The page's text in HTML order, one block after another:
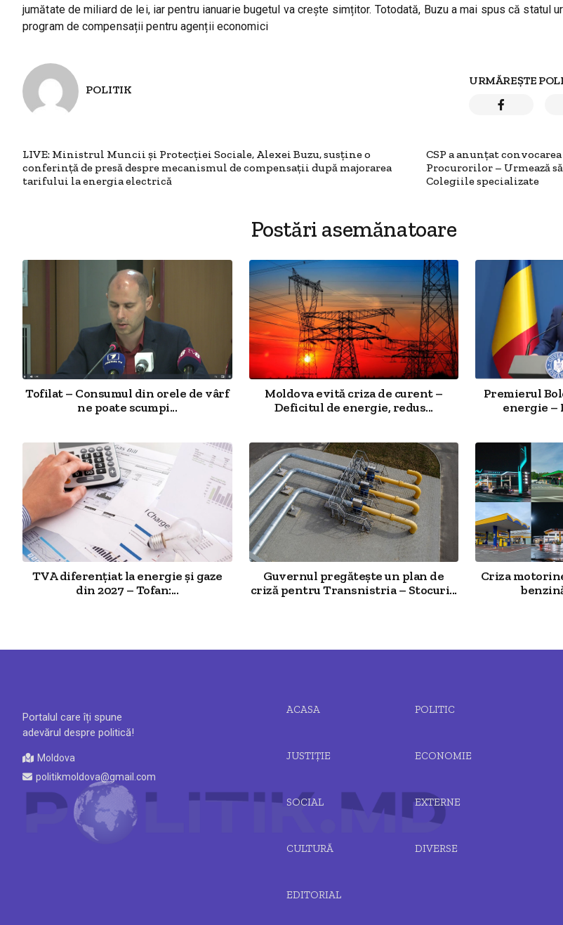
jumătate de miliard de lei, iar pentru ianuarie bugetul va crește simțitor. Totodată, Buzu a mai spus că statul
program de compensații pentru agenții economici
POLITIK
URMĂREȘTE
LIVE: Ministrul Muncii și Protecției Sociale, Alexei Buzu, susține o
conferință de presă despre mecanismul de compensații după majorarea
tarifului la energia electrică
CSP a anunțat
Procurorilor – Urmează
Colegiile specializate
Postări asemănatoare
Tofilat – Consumul din orele de vârf
ne poate scumpi...
Moldova evită criza de curent –
Deficitul de energie, redus...
Premierul
energie –
TVA diferențiat la energie și gaze
din 2027 – Tofan:...
Guvernul pregătește un plan de
criză pentru Transnistria – Stocuri...
Criza
Portalul care îți spune
adevărul despre politică!
Moldova
politikmoldova@gmail.com
ACASA POLITIC
JUSTIȚIE ECONOMIE
SOCIAL EXTERNE
CULTURĂ DIVERSE
EDITORIAL